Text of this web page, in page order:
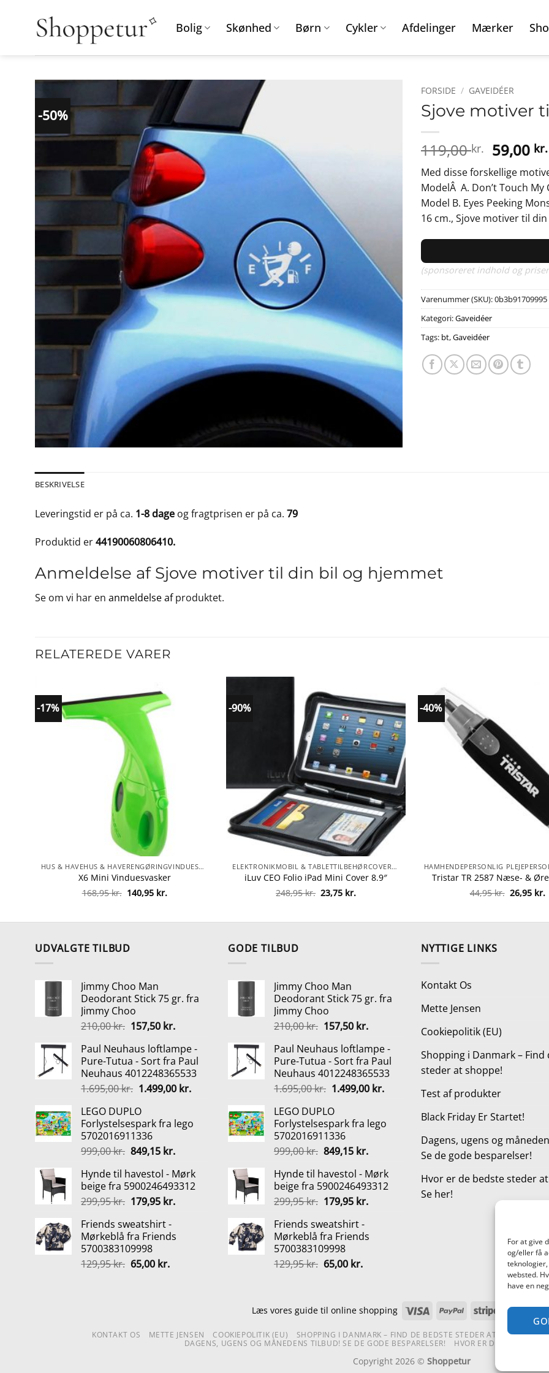
For at give
og/eller få
websted.
have en
Bolig Skønhed Børn Cykler Afdelinger Mærker
-50%
FORSIDE / GAVEIDÉER
Sjove motiver
119,00kr. Den
pris
var:
119,00
59,00 kr.
Med disse forskellige
ModelÂ A. Don’t Touch
Model B. Eyes Peeking
16 cm., Sjove motiver til
(sponsoreret indhold og
Varenummer (SKU):0b3b91709995
Kategori:Gaveidéer
Tags: bt,Gaveidéer
BESKRIVELSE
Leveringstid er på ca. 1-8 dage og fragtprisen er på ca. 79
Produktid er44190060806410.
Anmeldelse af Sjove motiver til din bil og hjemmet
Se om vi har en anmeldelse afproduktet.
RELATEREDE VARER
-17%
HUS & HAVEHUS & HAVERENGØRINGVINDUESVASK
X6 Mini Vinduesvasker
168,95kr. Den
oprindelige
140,95 kr.Den
-90%
ELEKTRONIKMOBIL & TABLETTILBEHØRCOVERS, SKÆRMBESKYTTELSE & HOLDERETABLET COVERS
iLuv CEO Folio iPad Mini Cover 8.9″
248,95kr. Den
oprindelige
23,75 kr.Den
-40%
Tristar TR 2587 Næse- &
44,95kr. Den
26,95 kr.
UDVALGTE TILBUD
Jimmy Choo Man
Deodorant Stick 75 gr. fra
Jimmy Choo
210,00kr. Den
pris
var:
210,00 kr..
157,50 kr.Den
pris
er:
157,50 kr..
Paul Neuhaus loftlampe -
Pure-Tutua - Sort fra Paul
Neuhaus 4012248365533
1.695,00kr. Den
pris
var:
1.695,00 kr..
1.499,00 kr.Den
er:
1.499,00 kr..
LEGO DUPLO
Forlystelsespark fra lego
5702016911336
999,00kr. Den
pris
var:
999,00 kr..
849,15 kr.Den
pris
er:
849,15 kr..
Hynde til havestol - Mørk
beige fra 5900246493312
299,95kr. Den
pris
var:
299,95 kr..
179,95 kr.Den
er:
Friends sweatshirt -
Mørkeblå fra Friends
5700383109998
129,95kr. Den
65,00 kr.Den
GODE TILBUD
Jimmy Choo Man
Deodorant Stick 75 gr. fra
Jimmy Choo
210,00kr. Den
pris
var:
210,00 kr..
157,50 kr.Den
pris
er:
157,50 kr..
Paul Neuhaus loftlampe -
Pure-Tutua - Sort fra Paul
Neuhaus 4012248365533
1.695,00kr. Den
pris
var:
1.695,00 kr..
1.499,00 kr.Den
er:
1.499,00 kr..
LEGO DUPLO
Forlystelsespark fra lego
5702016911336
999,00kr. Den
pris
var:
999,00 kr..
849,15 kr.Den
pris
er:
849,15 kr..
Hynde til havestol - Mørk
beige fra 5900246493312
299,95kr. Den
pris
var:
299,95 kr..
179,95 kr.Den
er:
Friends sweatshirt -
Mørkeblå fra Friends
5700383109998
129,95kr. Den
129,95 kr..
65,00 kr.Den
65,00 kr..
NYTTIGE LINKS
Kontakt Os
Mette Jensen
Cookiepolitik (EU)
Shopping i Danmark – Find
steder at shoppe!
Test af produkter
Black Friday Er Startet!
Dagens, ugens og
Se de gode besparelser!
Hvor er de bedste steder
Se her!
Læs vores guide til online shopping Visa PayPal Stripe
KONTAKT OS METTE JENSEN COOKIEPOLITIK (EU) SHOPPING I DANMARK – FIND DE BEDSTE STEDER AT SHOPPE!
DAGENS, UGENS OG MÅNEDENS TILBUD! SE DE GODE BESPARELSER!
HVOR ER DE BEDSTE
Copyright 2026 © Shoppetur